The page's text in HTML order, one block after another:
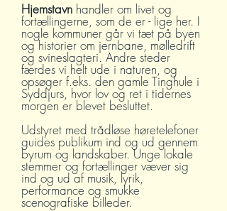
Hjemstavn handler om livet og
fortællingerne, som de er - lige her. I
nogle kommuner går vi tæt på byen
og historier om jernbane, mølledrift
og svineslagteri. Andre steder
færdes vi helt ude i naturen, og
opsøger f.eks. den gamle Tinghule i
Syddjurs, hvor lov og ret i tidernes
morgen er blevet besluttet.
Udstyret med trådløse høretelefoner
guides publikum ind og ud gennem
byrum og landskaber. Unge lokale
stemmer og fortællinger væver sig
ind og ud af musik, lyrik,
performance og smukke
scenografiske billeder.